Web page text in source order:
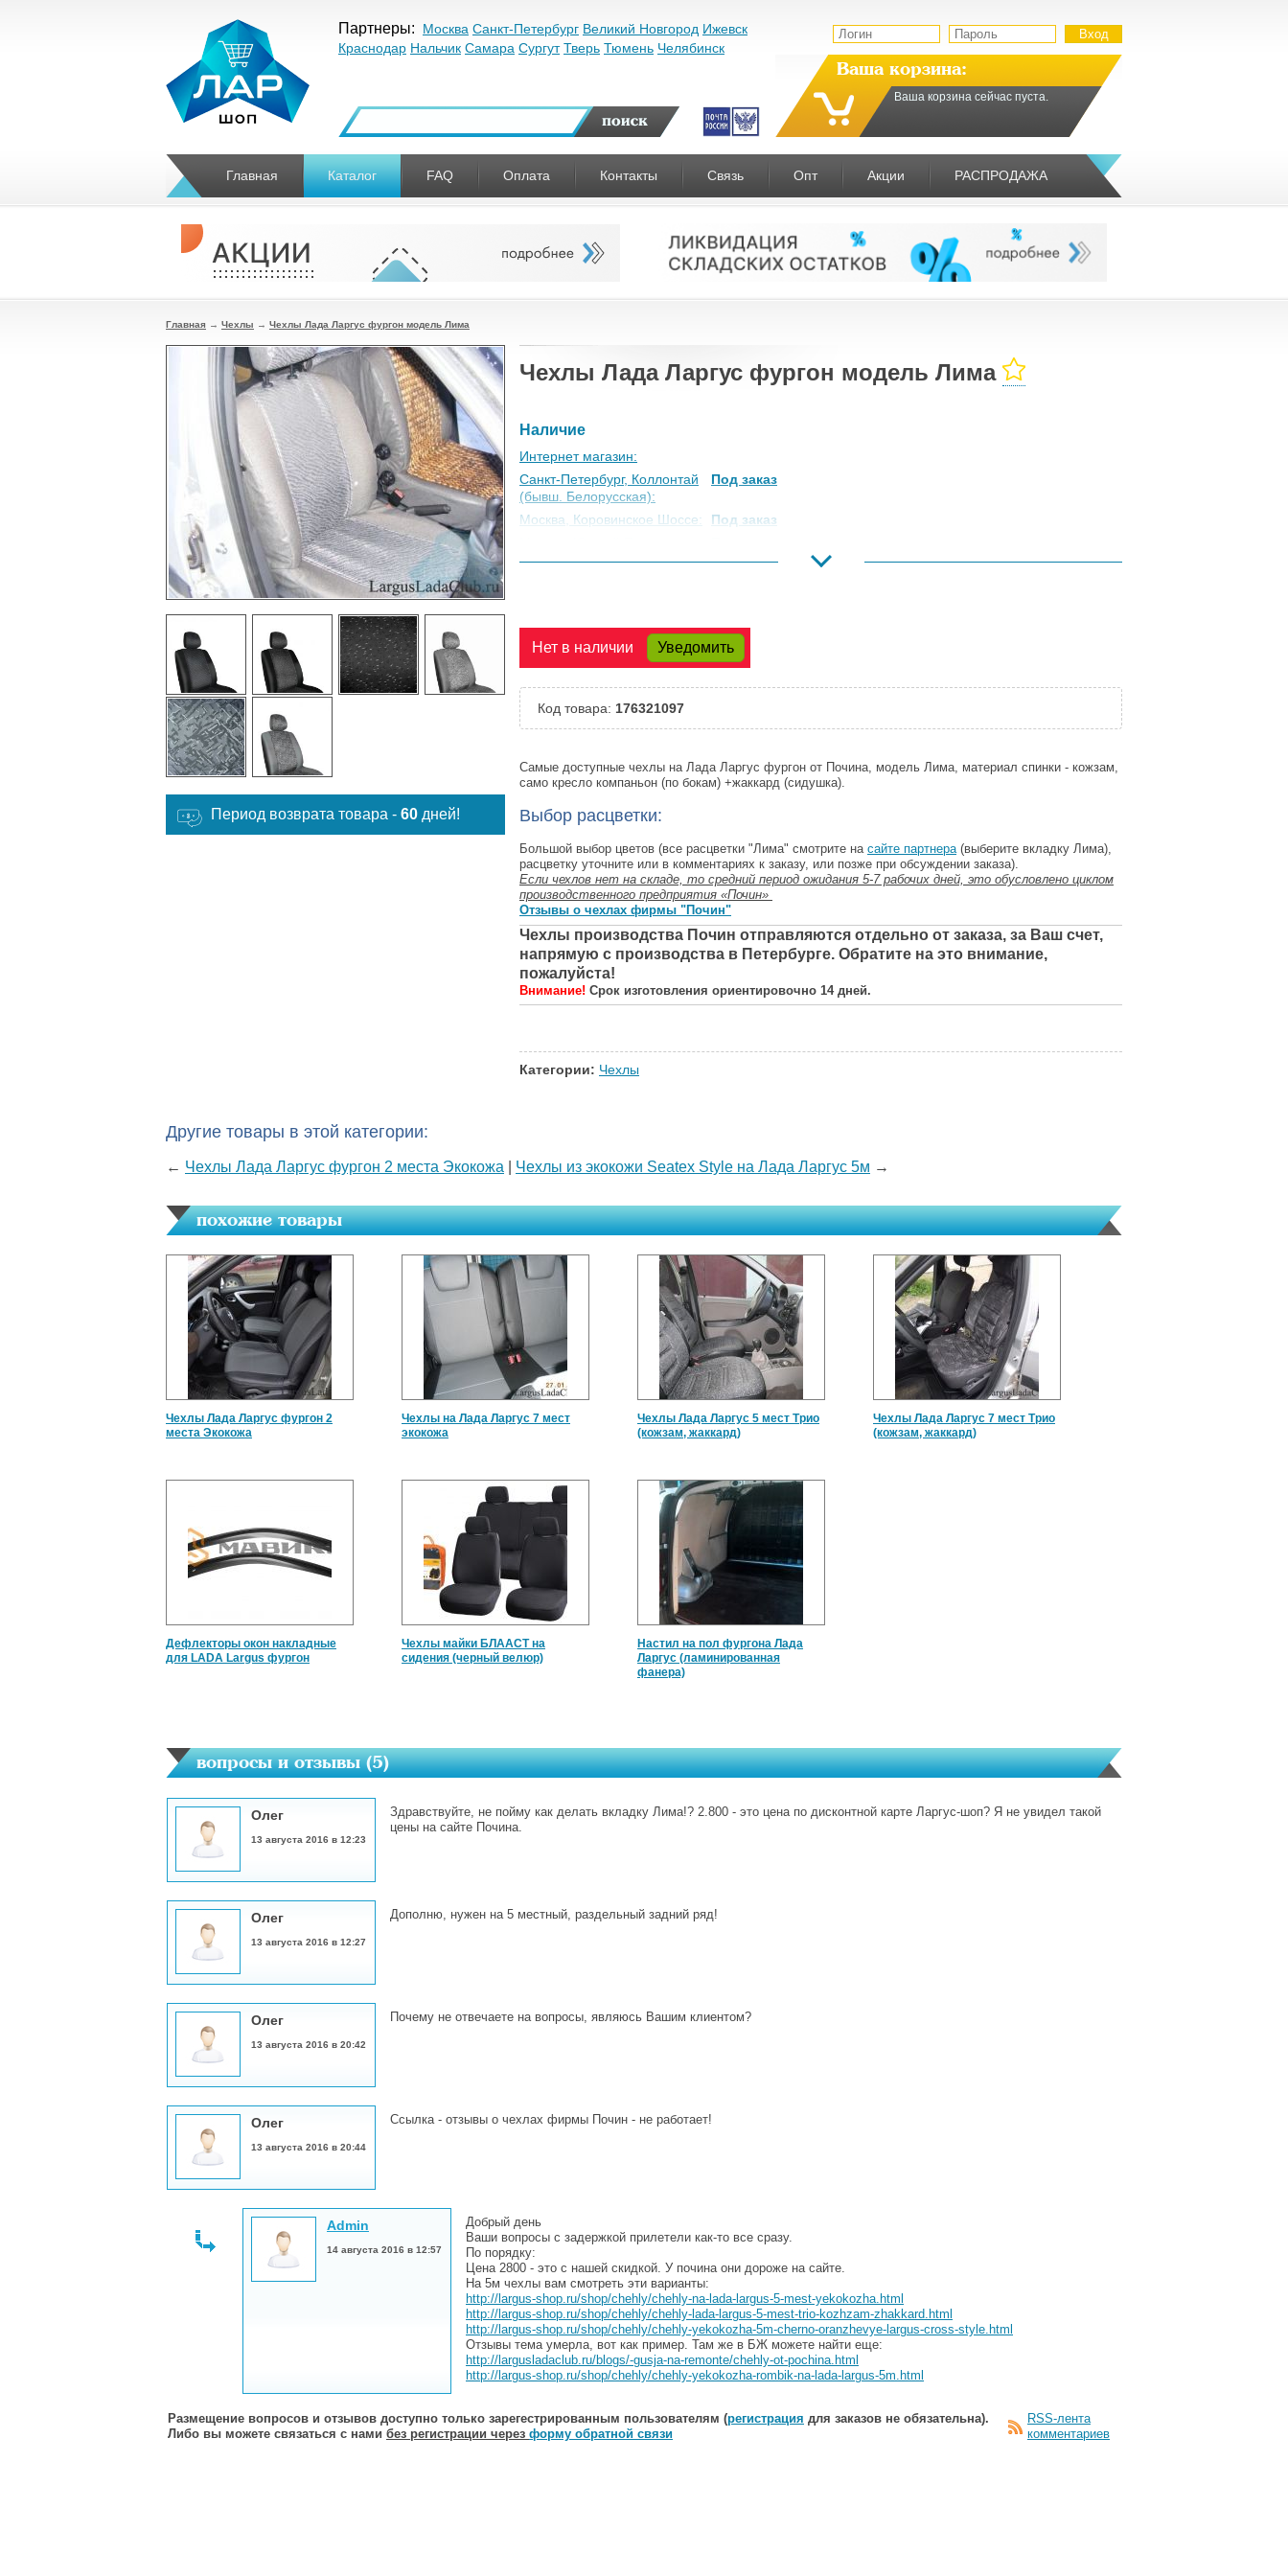
Партнеры: Москва Санкт-Петербург Великий Новгород Ижевск
Краснодар Нальчик Самара Сургут Тверь Тюмень Челябинск
Ваша корзина:
Ваша корзина сейчас пуста.
Главная Каталог FAQ Оплата Контакты Связь Опт Акции РАСПРОДАЖА
Главная → Чехлы → Чехлы Лада Ларгус фургон модель Лима
Период возврата товара - 60 дней!
Чехлы Лада Ларгус фургон модель Лима
Наличие
Интернет магазин:
Санкт-Петербург, Коллонтай
(бывш. Белорусская):
Под заказ
Москва, Коровинское Шоссе:
Под заказ
Великий Новгород:
Под заказ
Под заказ
Тверь:
Под заказ
Челябинск:
Нет в наличии Уведомить
Код товара: 176321097
Самые доступные чехлы на Лада Ларгус фургон от Почина, модель Лима, материал спинки - кожзам,
само кресло компаньон (по бокам) +жаккард (сидушка).
Выбор расцветки:
Большой выбор цветов (все расцветки "Лима" смотрите на сайте партнера(выберите вкладку Лима),
расцветку уточните или в комментариях к заказу, или позже при обсуждении заказа).
Если чехлов нет на складе, то средний период ожидания 5-7 рабочих дней, это обусловлено циклом
производственного предприятия «Почин»
Отзывы о чехлах фирмы "Почин"
Чехлы производства Почин отправляются отдельно от заказа, за Ваш счет,
напрямую с производства в Петербурге. Обратите на это внимание,
пожалуйста!
Внимание! Срок изготовления ориентировочно 14 дней.
Категории: Чехлы
Другие товары в этой категории:
← Чехлы Лада Ларгус фургон 2 места Экокожа Чехлы из экокожи Seatex Style на Лада Ларгус 5м →
похожие товары
Чехлы Лада Ларгус фургон 2
места Экокожа
Чехлы на Лада Ларгус 7 мест
экокожа
Чехлы Лада Ларгус 5 мест Трио
(кожзам, жаккард)
Чехлы Лада Ларгус 7 мест Трио
(кожзам, жаккард)
Дефлекторы окон накладные
для LADA Largus фургон
Чехлы майки БЛААСТ на
сидения (черный велюр)
Настил на пол фургона Лада
Ларгус (ламинированная
фанера)
вопросы и отзывы (5)
Олег
13 августа 2016 в 12:23
Здравствуйте, не пойму как делать вкладку Лима!? 2.800 - это цена по дисконтной карте Ларгус-шоп? Я не увидел такой
цены на сайте Почина.
Олег
13 августа 2016 в 12:27
Дополню, нужен на 5 местный, раздельный задний ряд!
Олег
13 августа 2016 в 20:42
Почему не отвечаете на вопросы, являюсь Вашим клиентом?
Олег
13 августа 2016 в 20:44
Ссылка - отзывы о чехлах фирмы Почин - не работает!
Admin
14 августа 2016 в 12:57
Добрый день
Ваши вопросы с задержкой прилетели как-то все сразу.
По порядку:
Цена 2800 - это с нашей скидкой. У почина они дороже на сайте.
На 5м чехлы вам смотреть эти варианты:
http://largus-shop.ru/shop/chehly/chehly-na-lada-largus-5-mest-yekokozha.html
http://largus-shop.ru/shop/chehly/chehly-lada-largus-5-mest-trio-kozhzam-zhakkard.html
http://largus-shop.ru/shop/chehly/chehly-yekokozha-5m-cherno-oranzhevye-largus-cross-style.html
Отзывы тема умерла, вот как пример. Там же в БЖ можете найти еще:
http://largusladaclub.ru/blogs/-gusja-na-remonte/chehly-ot-pochina.html
http://largus-shop.ru/shop/chehly/chehly-yekokozha-rombik-na-lada-largus-5m.html
Размещение вопросов и отзывов доступно только зарегестрированным пользователям (регистрация для заказов не обязательна).
Либо вы можете связаться с нами без регистрации через форму обратной связи
RSS-лента
комментариев